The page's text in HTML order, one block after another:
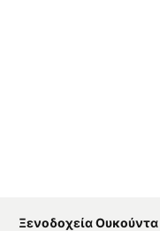
Ξενοδοχεία Ουκούντα